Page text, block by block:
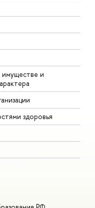
и
здоровья